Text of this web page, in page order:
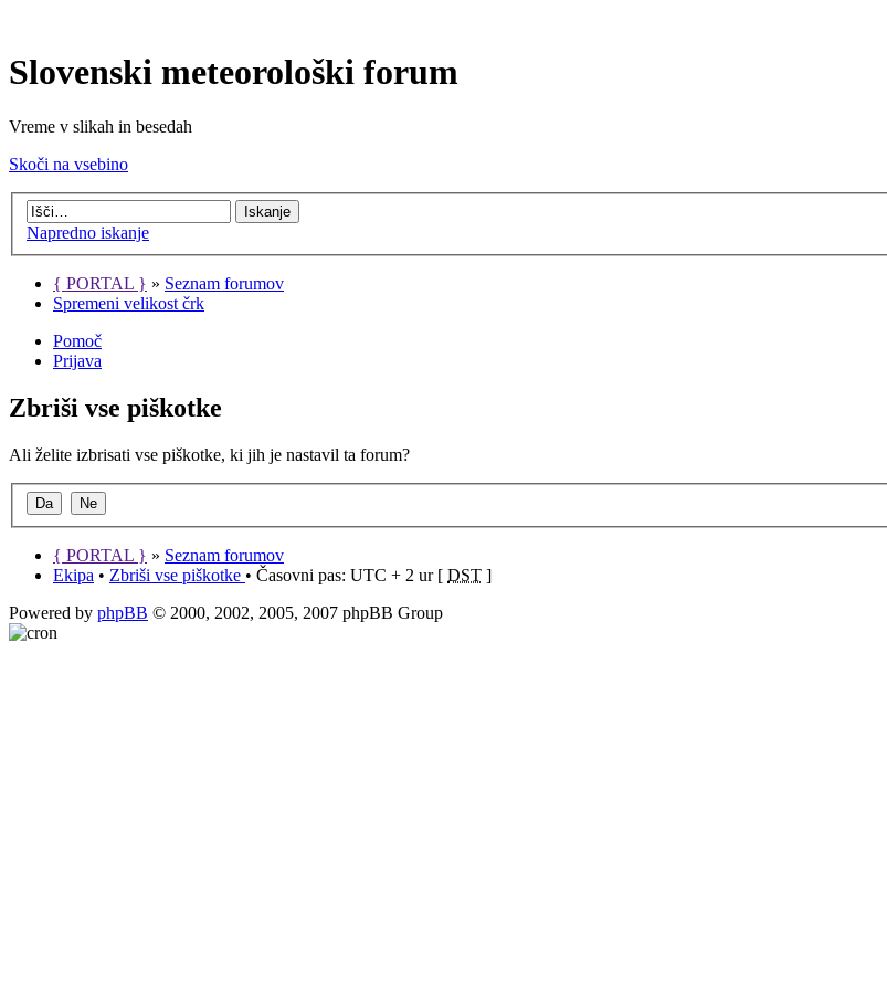
Slovenski meteorološki forum
Vreme v slikah in besedah
Skoči na vsebino
Napredno iskanje
{ PORTAL } » Seznam forumov
Spremeni velikost črk
Pomoč
Prijava
Zbriši vse piškotke
Ali želite izbrisati vse piškotke, ki jih je nastavil ta forum?
{ PORTAL } » Seznam forumov
Ekipa • Zbriši vse piškotke • Časovni pas: UTC + 2 ur [ DST ]
Powered by phpBB © 2000, 2002, 2005, 2007 phpBB Group